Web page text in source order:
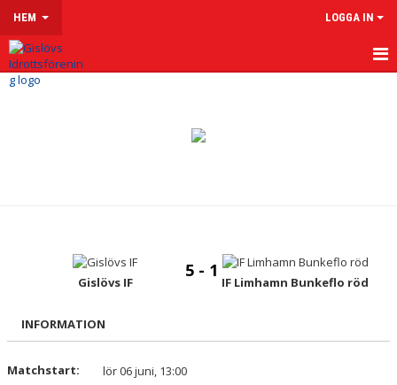
HEM LOGGA IN
HEM
KLUBBSHOP
Gislövs IF
5 - 1
IF Limhamn Bunkeflo röd
INFORMATION
Matchstart:
lör 06 juni, 13:00